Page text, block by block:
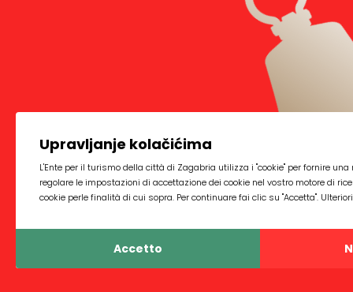
Upravljanje kolačićima
L'Ente per il turismo della città di Zagabria utilizza i "cookie" per fornire
accettazione dei cookie nel vostro motore di ricerca. Continuando a
"Accetta". Ulteriori informazioni sui cookie le potete trovare qui.
Accetto